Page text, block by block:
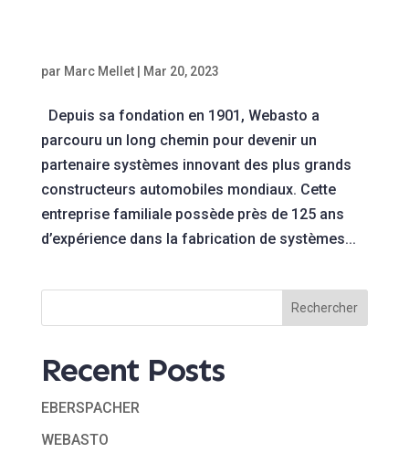
par Marc Mellet| Mar 20, 2023
Depuis sa fondation en 1901, Webasto a
parcouru un long chemin pour devenir un
partenaire systèmes innovant des plus grands
constructeurs automobiles mondiaux. Cette
entreprise familiale possède près de 125 ans
d’expérience dans la fabrication de systèmes...
Rechercher
Recent Posts
EBERSPACHER
WEBASTO